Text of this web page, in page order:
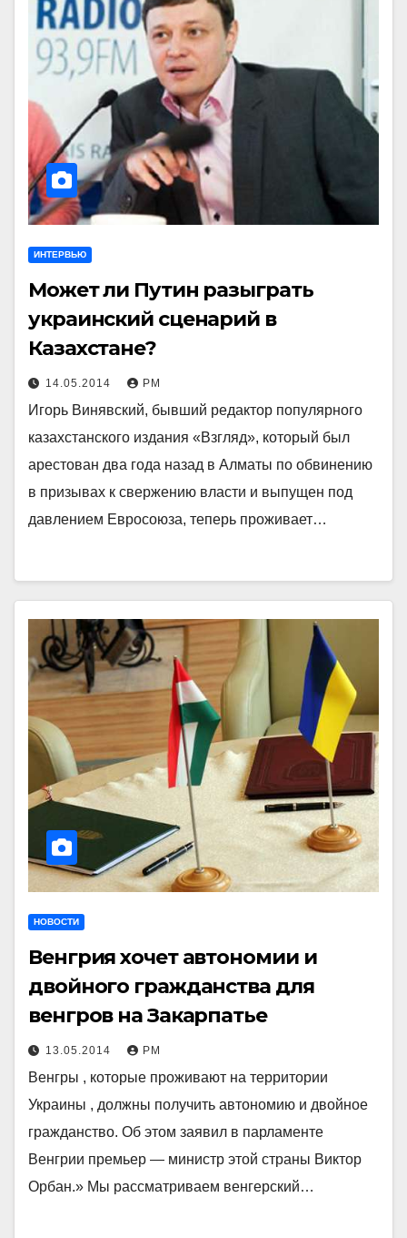
ИНТЕРВЬЮ
Может ли Путин разыграть
украинский сценарий в
Казахстане?
14.05.2014 РМ
Игорь Винявский, бывший редактор популярного
казахстанского издания «Взгляд», который был
арестован два года назад в Алматы по обвинению
в призывах к свержению власти и выпущен под
давлением Евросоюза, теперь проживает…
НОВОСТИ
Венгрия хочет автономии и
двойного гражданства для
венгров на Закарпатье
13.05.2014 РМ
Венгры , которые проживают на территории
Украины , должны получить автономию и двойное
гражданство. Об этом заявил в парламенте
Венгрии премьер — министр этой страны Виктор
Орбан.» Мы рассматриваем венгерский…